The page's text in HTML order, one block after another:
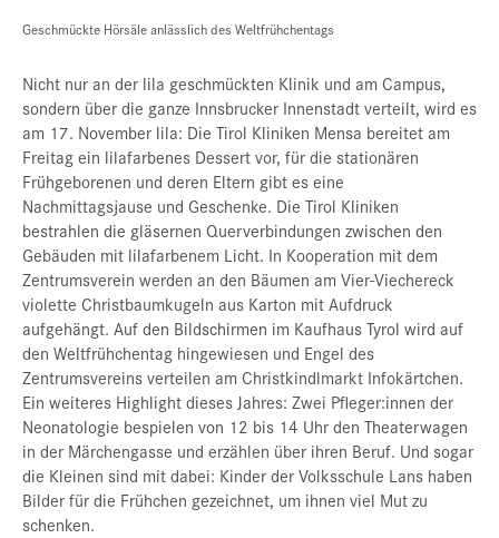
Geschmückte Hörsäle anlässlich des Weltfrühchentags
Nicht nur an der lila geschmückten Klinik und am Campus,
sondern über die ganze Innsbrucker Innenstadt verteilt, wird es
am 17. November lila: Die Tirol Kliniken Mensa bereitet am
Freitag ein lilafarbenes Dessert vor, für die stationären
Frühgeborenen und deren Eltern gibt es eine
Nachmittagsjause und Geschenke. Die Tirol Kliniken
bestrahlen die gläsernen Querverbindungen zwischen den
Gebäuden mit lilafarbenem Licht. In Kooperation mit dem
Zentrumsverein werden an den Bäumen am Vier-Viechereck
violette Christbaumkugeln aus Karton mit Aufdruck
aufgehängt. Auf den Bildschirmen im Kaufhaus Tyrol wird auf
den Weltfrühchentag hingewiesen und Engel des
Zentrumsvereins verteilen am Christkindlmarkt Infokärtchen.
Ein weiteres Highlight dieses Jahres: Zwei Pfleger:innen der
Neonatologie bespielen von 12 bis 14 Uhr den Theaterwagen
in der Märchengasse und erzählen über ihren Beruf. Und sogar
die Kleinen sind mit dabei: Kinder der Volksschule Lans haben
Bilder für die Frühchen gezeichnet, um ihnen viel Mut zu
schenken.